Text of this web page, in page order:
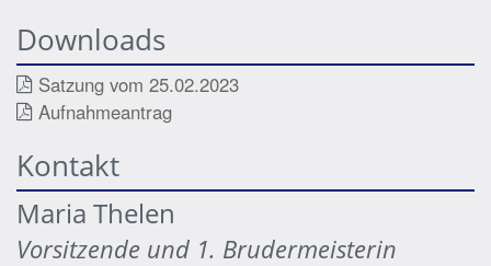
Downloads
Satzung vom 25.02.2023
Aufnahmeantrag
Kontakt
Maria Thelen
Vorsitzende und 1. Brudermeisterin